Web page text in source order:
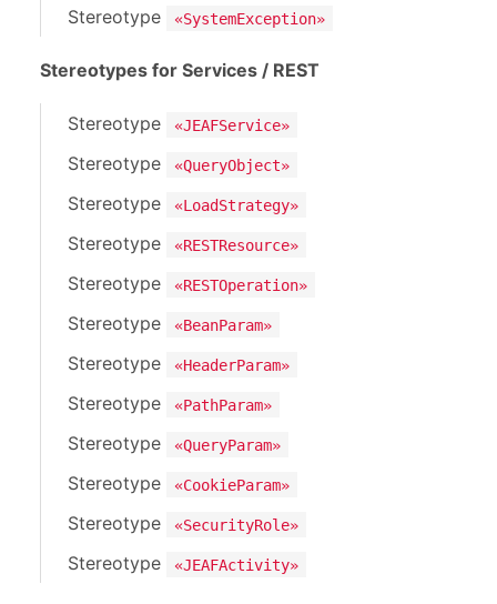
Stereotype «SystemException»
Stereotypes for Services / REST
Stereotype «JEAFService»
Stereotype «QueryObject»
Stereotype «LoadStrategy»
Stereotype «RESTResource»
Stereotype «RESTOperation»
Stereotype «BeanParam»
Stereotype «HeaderParam»
Stereotype «PathParam»
Stereotype «QueryParam»
Stereotype «CookieParam»
Stereotype «SecurityRole»
Stereotype «JEAFActivity»